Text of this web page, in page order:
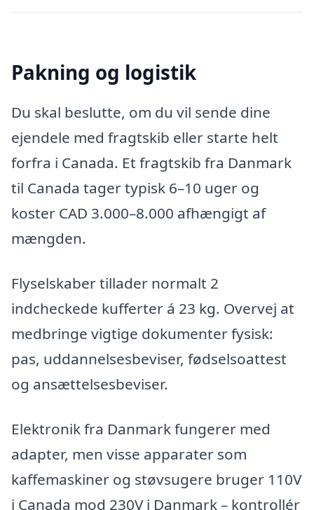
Pakning og logistik
Du skal beslutte, om du vil sende dine
ejendele med fragtskib eller starte helt
forfra i Canada. Et fragtskib fra Danmark
til Canada tager typisk 6–10 uger og
koster CAD 3.000–8.000 afhængigt af
mængden.
Flyselskaber tillader normalt 2
indcheckede kufferter á 23 kg. Overvej at
medbringe vigtige dokumenter fysisk:
pas, uddannelsesbeviser, fødselsoattest
og ansættelsesbeviser.
Elektronik fra Danmark fungerer med
adapter, men visse apparater som
kaffemaskiner og støvsugere bruger 110V
i Canada mod 230V i Danmark – kontrollér